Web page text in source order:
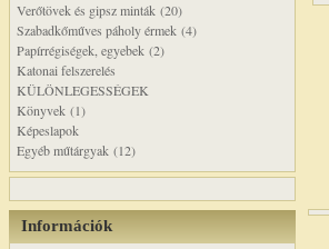
Verőtövek és gipsz minták (20)
Szabadkőműves páholy érmek (4)
Papírrégiségek, egyebek (2)
Katonai felszerelés
KÜLÖNLEGESSÉGEK
Könyvek (1)
Képeslapok
Egyéb műtárgyak (12)
Információk